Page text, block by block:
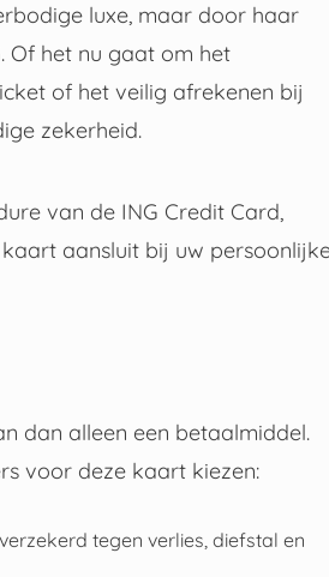
luxe, maar door haar
Of het nu gaat om het
of het veilig afrekenen bij
zekerheid.
van de ING Credit Card,
aansluit bij uw
dan alleen een betaalmiddel.
voor deze kaart kiezen:
tegen verlies, diefstal en